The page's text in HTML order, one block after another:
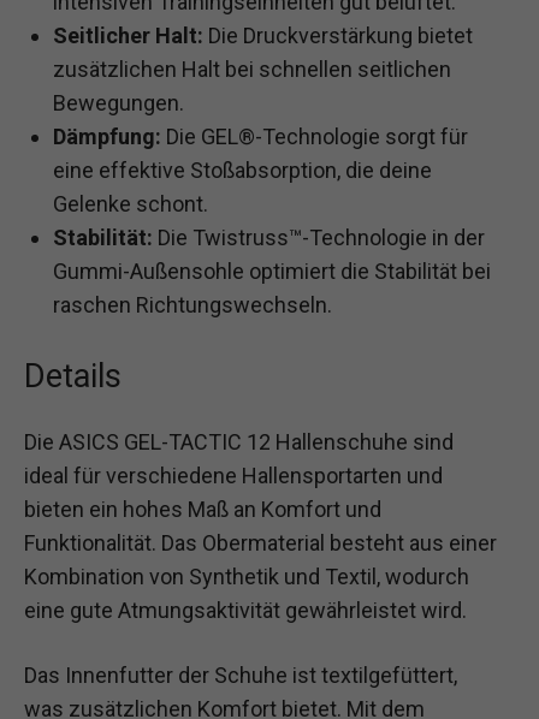
Seitlicher Halt: Die Druckverstärkung bietet
zusätzlichen Halt bei schnellen seitlichen
Bewegungen.
Dämpfung: Die GEL®-Technologie sorgt für
eine effektive Stoßabsorption, die deine
Gelenke schont.
Stabilität: Die Twistruss™-Technologie in der
Gummi-Außensohle optimiert die Stabilität bei
raschen Richtungswechseln.
Details
Die ASICS GEL-TACTIC 12 Hallenschuhe sind
ideal für verschiedene Hallensportarten und
bieten ein hohes Maß an Komfort und
Funktionalität. Das Obermaterial besteht aus einer
Kombination von Synthetik und Textil, wodurch
eine gute Atmungsaktivität gewährleistet wird.
Das Innenfutter der Schuhe ist textilgefüttert,
was zusätzlichen Komfort bietet. Mit dem